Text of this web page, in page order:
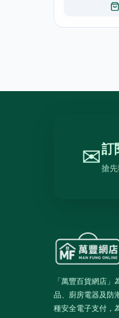
✉訂
搶
「萬豐百貨網店
品、廚房電器及防
種安全電子支付，